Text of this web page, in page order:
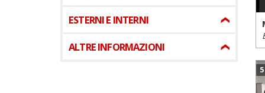
ESTERNI E INTERNI
ALTRE INFORMAZIONI